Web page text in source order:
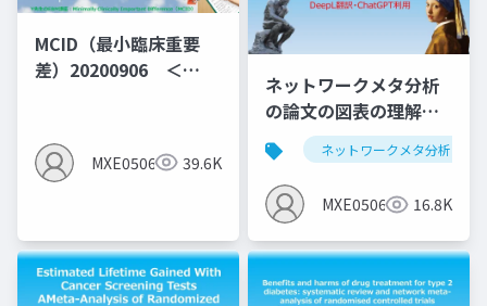
MCID（最小臨床重要
差）20200906 ＜
明となっている＞
MXE05064 39.6K
ネットワークメタ分析
の論文の図表の理解し
よう第1弾：サルコペニ
アと運動のNMA
ネットワークメタ分析
MXE05064 16.8K